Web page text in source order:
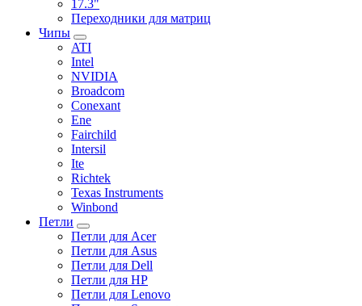
17.3"
Переходники для матриц
Чипы
ATI
Intel
NVIDIA
Broadcom
Conexant
Ene
Fairchild
Intersil
Ite
Richtek
Texas Instruments
Winbond
Петли
Петли для Acer
Петли для Asus
Петли для Dell
Петли для HP
Петли для Lenovo